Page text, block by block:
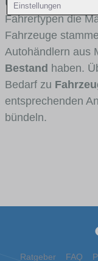
Einstellungen
Fahrertypen die
Fahrzeuge
Autohändlern aus
Bestand haben.
Bedarf zu
entsprechenden
bündeln.
Ratgeber FAQ